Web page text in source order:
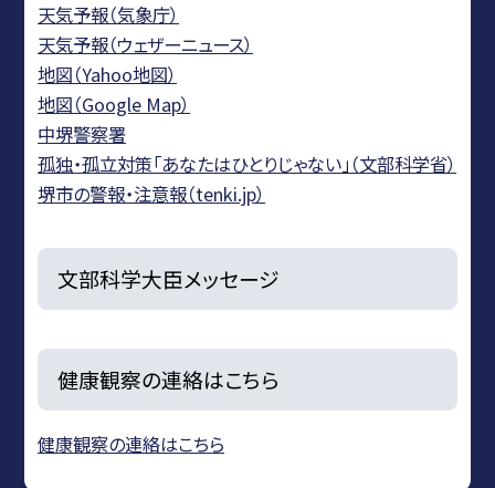
天気予報（気象庁）
天気予報（ウェザーニュース）
地図（Yahoo地図）
地図（Google Map）
中堺警察署
孤独・孤立対策「あなたはひとりじゃない」（文部科学省）
堺市の警報・注意報（tenki.jp）
文部科学大臣メッセージ
健康観察の連絡はこちら
健康観察の連絡はこちら